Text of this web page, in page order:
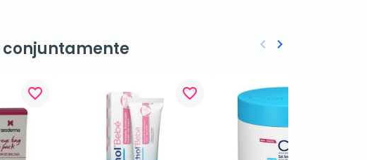
favorite_border favorite_border
Anterior
keyboard_arrow_left Siguiente
keyboard_arrow_right